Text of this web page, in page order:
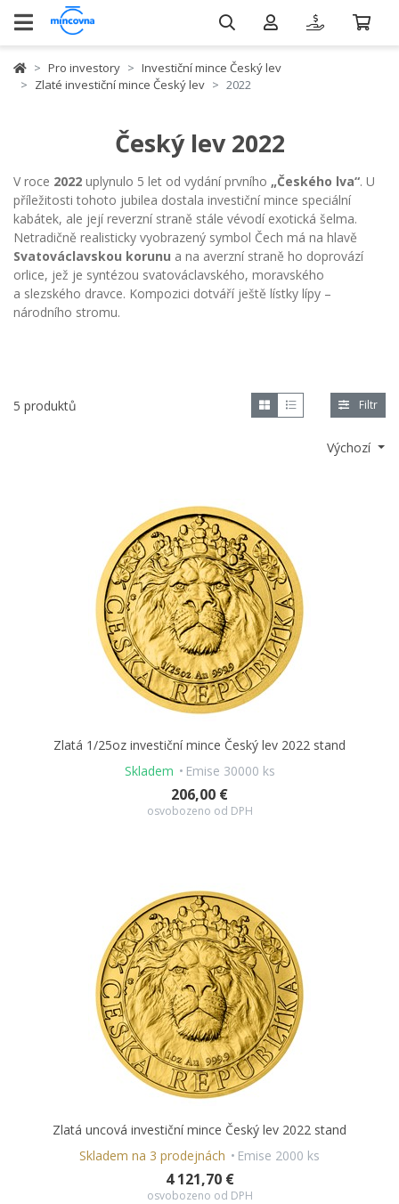
Pro investory
Investiční mince Český lev
Zlaté investiční mince Český lev
2022
Český lev 2022
V roce 2022 uplynulo 5 let od vydání prvního „Českého lva“. U
příležitosti tohoto jubilea dostala investiční mince speciální
kabátek, ale její reverzní straně stále vévodí exotická šelma.
Netradičně realisticky vyobrazený symbol Čech má na hlavě
Svatováclavskou korunu a na averzní straně ho doprovází
orlice, jež je syntézou svatováclavského, moravského
a slezského dravce. Kompozici dotváří ještě lístky lípy –
národního stromu.
Výchozí
5 produktů Filtr
Zlatá 1/25oz investiční mince Český lev 2022 stand
Skladem
Emise 30000 ks
206,00 €
osvobozeno od DPH
Zlatá uncová investiční mince Český lev 2022 stand
Skladem na 3 prodejnách
Emise 2000 ks
4 121,70 €
osvobozeno od DPH